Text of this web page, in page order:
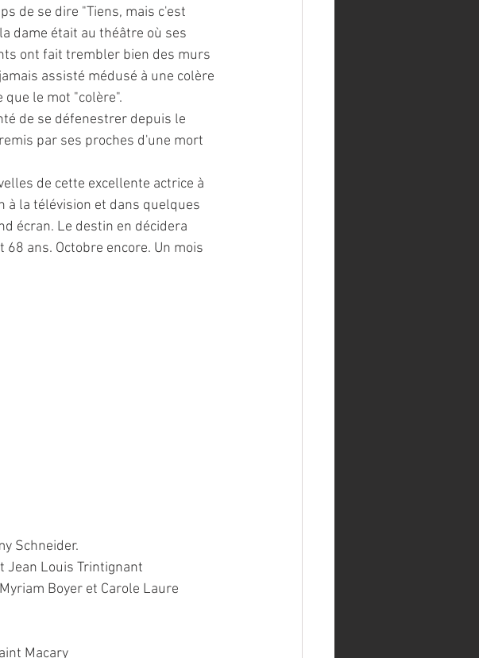
de se dire "Tiens, mais c'est
dame était au théâtre où ses
ont fait trembler bien des murs
assisté médusé à une colère
le mot "colère".
de se défenestrer depuis le
par ses proches d'une mort
de cette excellente actrice à
à la télévision et dans quelques
écran. Le destin en décidera
ans. Octobre encore. Un mois
Schneider.
Jean Louis Trintignant
Boyer et Carole Laure
Macary